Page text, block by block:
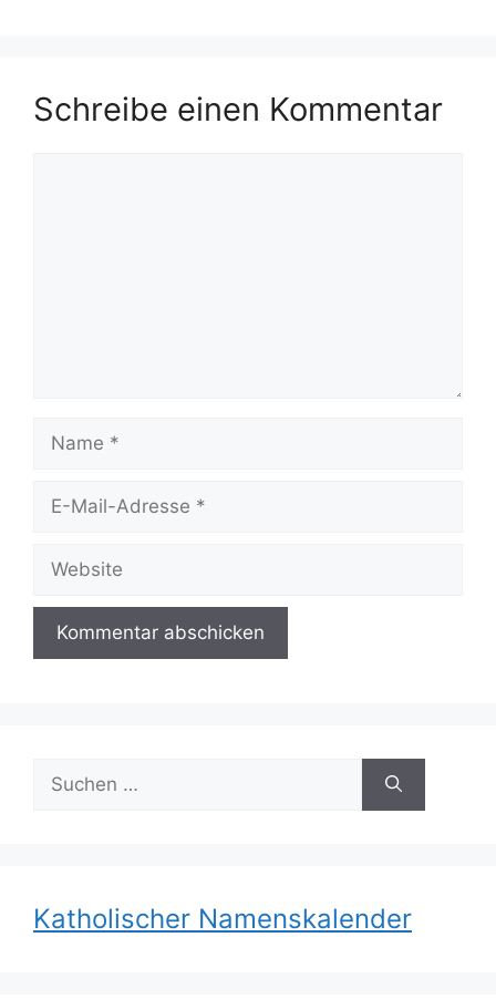
Schreibe einen Kommentar
Mail-
nach:
Katholischer Namenskalender